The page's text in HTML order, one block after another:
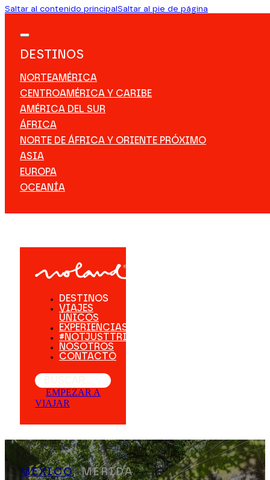
Saltar al contenido principal Saltar al pie de página
DESTINOS
NORTEAMÉRICA
CENTROAMÉRICA Y CARIBE
AMÉRICA DEL SUR
ÁFRICA
NORTE DE ÁFRICA Y ORIENTE PRÓXIMO
ASIA
EUROPA
OCEANÍA
DESTINOS
VIAJES
ÚNICOS
EXPERIENCIAS
#NOTJUSTTRIPS
NOSOTROS
CONTACTO
Buscar
EMPEZAR A
VIAJAR
MÉXICO, MÉRIDA